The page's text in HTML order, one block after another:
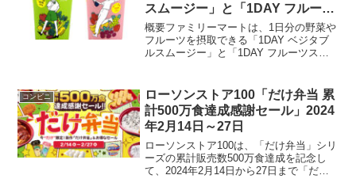
スムージー」と「1DAY フルーツ
スムージー」2024年4月2日に発
売
概要ファミリーマートは、1日分の野菜や
フルーツを摂取できる「1DAY ベジタブ
ルスムージー」と「1DAY フルーツスム
忙しい日常でも手軽に栄養補給が可能で
す。商...
コンビニ
ローソンストア100「だけ弁当 累
計500万食達成感謝セール」2024
年2月14日～27日
ローソンストア100は、「だけ弁当」シリ
ーズの累計販売数500万食達成を記念し
て、2024年2月14日から27日まで「だけ